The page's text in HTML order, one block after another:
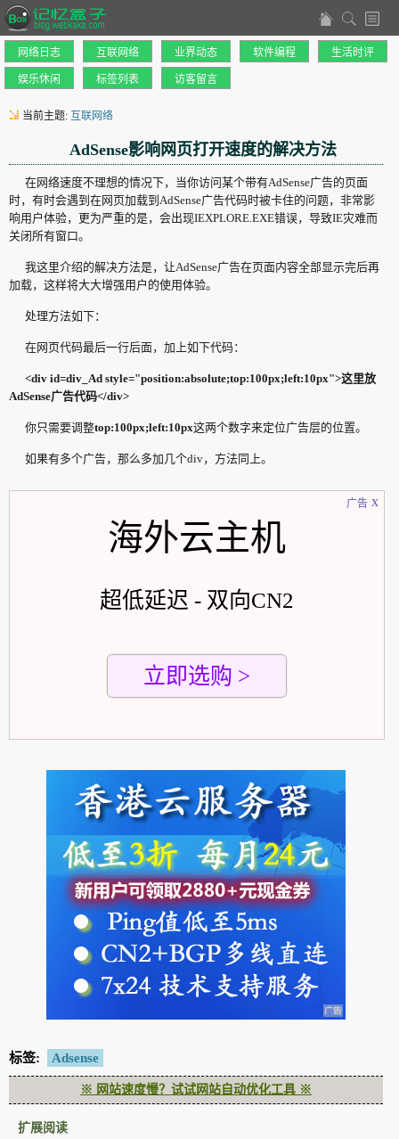
网络日志 互联网络 业界动态 软件编程 生活时评
娱乐休闲 标签列表 访客留言
当前主题: 互联网络
AdSense影响网页打开速度的解决方法
在网络速度不理想的情况下，当你访问某个带有AdSense广告的页面
时，有时会遇到在网页加载到AdSense广告代码时被卡住的问题，非常影
响用户体验，更为严重的是，会出现IEXPLORE.EXE错误，导致IE灾难而
关闭所有窗口。
我这里介绍的解决方法是，让AdSense广告在页面内容全部显示完后再
加载，这样将大大增强用户的使用体验。
处理方法如下：
在网页代码最后一行后面，加上如下代码：
<div id=div_Ad style="position:absolute;top:100px;left:10px">这里放
AdSense广告代码</div>
你只需要调整top:100px;left:10px这两个数字来定位广告层的位置。
如果有多个广告，那么多加几个div，方法同上。
广告
海外云主机
超低延迟 - 双向CN2
立即选购 >
x
标签: Adsense
※ 网站速度慢？试试网站自动优化工具 ※
扩展阅读